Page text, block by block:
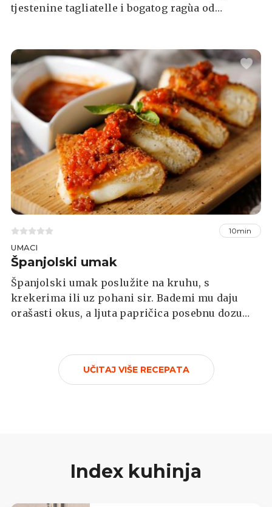
tjestenine tagliatelle i bogatog ragùa od
neutralizirala kiselost rajčica.
10min
UMACI
Španjolski umak
Španjolski umak poslužite na kruhu, s
krekerima ili uz pohani sir. Bademi mu daju
orašasti okus, a ljuta papričica posebnu dozu
UČITAJ VIŠE RECEPATA
Index kuhinja